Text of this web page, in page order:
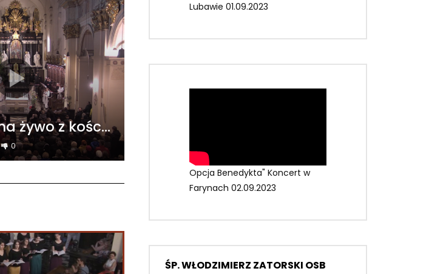
Transmisja na żywo z kościoła
0
Lubawie 01.09.2023
Opcja Benedykta" Koncert w
Farynach 02.09.2023
ŚP. WŁODZIMIERZ ZATORSKI OSB